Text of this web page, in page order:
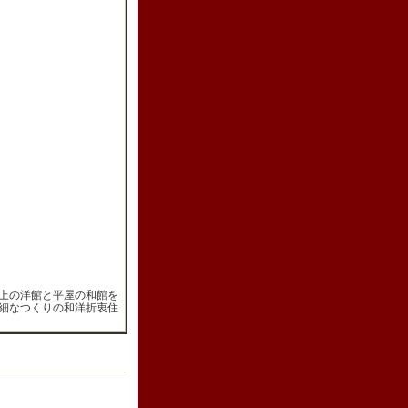
の洋館と平屋の和館を
なつくりの和洋折衷住